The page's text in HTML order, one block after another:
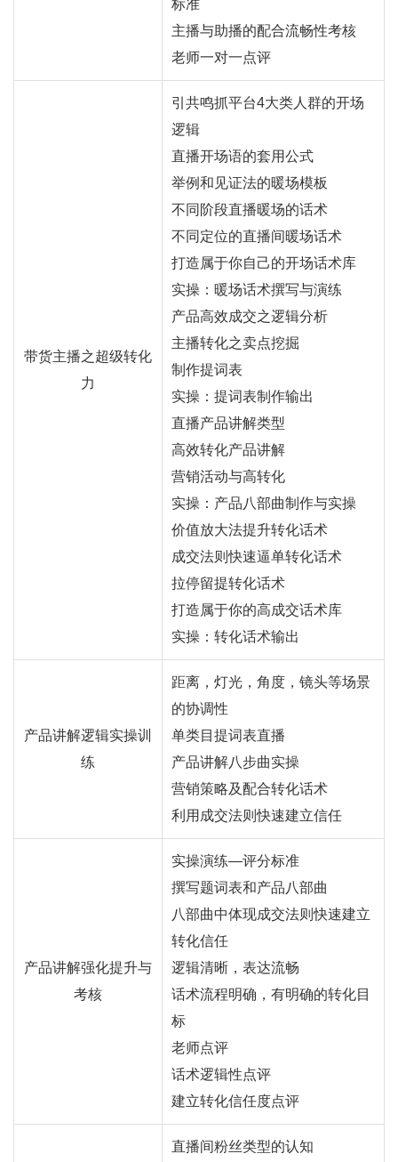
标准
主播与助播的配合流畅性考核
老师一对一点评
带货主播之超级转化
力
引共鸣抓平台4大类人群的开场
逻辑
直播开场语的套用公式
举例和见证法的暖场模板
不同阶段直播暖场的话术
不同定位的直播间暖场话术
打造属于你自己的开场话术库
实操：暖场话术撰写与演练
产品高效成交之逻辑分析
主播转化之卖点挖掘
制作提词表
实操：提词表制作输出
直播产品讲解类型
高效转化产品讲解
营销活动与高转化
实操：产品八部曲制作与实操
价值放大法提升转化话术
成交法则快速逼单转化话术
拉停留提转化话术
打造属于你的高成交话术库
实操：转化话术输出
产品讲解逻辑实操训
练
距离，灯光，角度，镜头等场景
的协调性
单类目提词表直播
产品讲解八步曲实操
营销策略及配合转化话术
利用成交法则快速建立信任
产品讲解强化提升与
考核
实操演练—评分标准
撰写题词表和产品八部曲
八部曲中体现成交法则快速建立
转化信任
逻辑清晰，表达流畅
话术流程明确，有明确的转化目
标
老师点评
话术逻辑性点评
建立转化信任度点评
直播间粉丝类型的认知